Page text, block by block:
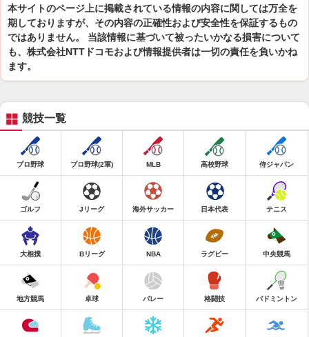
本サイトのページ上に掲載されている情報の内容に関しては万全を
期しておりますが、その内容の正確性および安全性を保証するもの
ではありません。 当該情報に基づいて被ったいかなる損害について
も、株式会社NTTドコモおよび情報提供者は一切の責任を負いかね
ます。
競技一覧
プロ野球 プロ野球(2軍) MLB 高校野球 侍ジャパン
ゴルフ Jリーグ 海外サッカー 日本代表 テニス
大相撲 Bリーグ NBA ラグビー 中央競馬
地方競馬 卓球 バレー 格闘技 バドミントン